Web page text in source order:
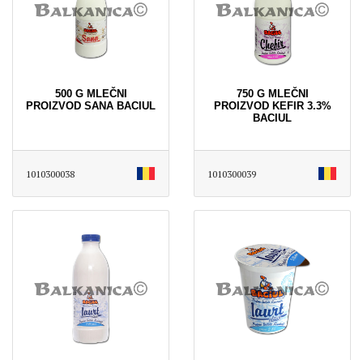
500 G MLEČNI
PROIZVOD SANA BACIUL
1010300038
750 G MLEČNI
PROIZVOD KEFIR 3.3%
BACIUL
1010300039